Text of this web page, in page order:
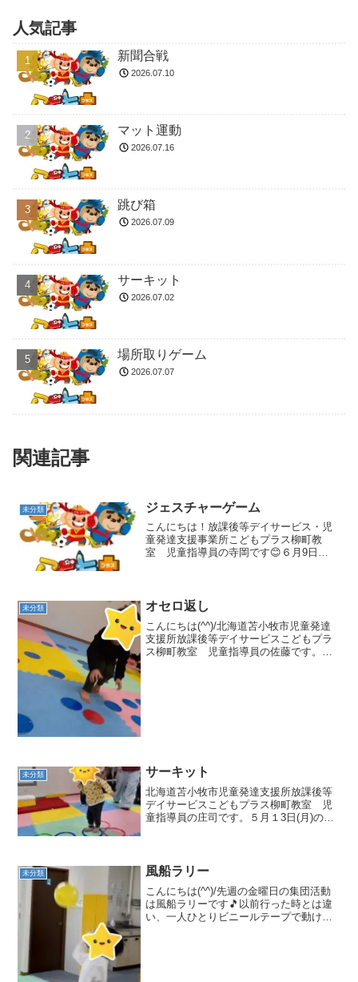
人気記事
新聞合戦
2026.07.10
マット運動
2026.07.16
跳び箱
2026.07.09
サーキット
2026.07.02
場所取りゲーム
2026.07.07
関連記事
未分類 ジェスチャーゲーム
こんにちは！放課後等デイサービス・児
童発達支援事業所こどもプラス柳町教
室 児童指導員の寺岡です😊６月9日
るほうはしゃべらないこと🙊答...
未分類 オセロ返し
こんにちは(^^)/北海道苫小牧市児童発達
支援所放課後等デイサービスこどもプラ
ス柳町教室 児童指導員の佐藤です。１
未分類 サーキット
北海道苫小牧市児童発達支援所放課後等
デイサービスこどもプラス柳町教室 児
童指導員の庄司です。５月１3日(月)の集
た！！フープケンケンパー...
未分類 風船ラリー
こんにちは(^^)/先週の金曜日の集団活動
は風船ラリーです🎵以前行った時とは違
い、一人ひとりビニールテープで動ける